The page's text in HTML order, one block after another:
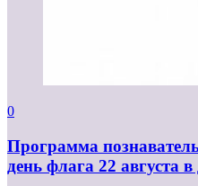
0
Программа
день флага 22 августа в